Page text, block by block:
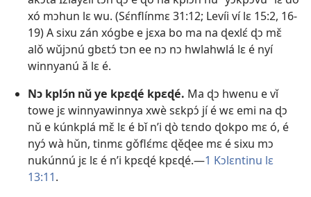
xó mɔhun lɛ wu. (Sɛ́nflínmɛ 31:12; Levíi ví lɛ 15:2, 16-
19) A sixu zán xógbe e jɛxa bo ma na ɖexlɛ́ ɖɔ mɛ̌
alǒ wǔjɔnú gbɛtɔ́ tɔn ee nɔ nɔ hwlahwlá lɛ é nyí
winnyanú ǎ lɛ é.
Nɔ kplɔ́n nǔ ye kpɛɖé kpɛɖé. Ma ɖɔ hwenu e vǐ
towe jɛ winnyawinnya xwè sɛkpɔ́ jí é wɛ emi na ɖɔ
nǔ e kúnkplá mɛ̌ lɛ é bǐ n’i ɖò tɛndo ɖokpo mɛ ó, é
nyɔ́ wà hǔn, tinmɛ gǒflɛ́mɛ ɖěɖee mɛ é sixu mɔ
nukúnnú jɛ lɛ é n’i kpɛɖé kpɛɖé.—1 Kɔlɛntinu lɛ
13:11.